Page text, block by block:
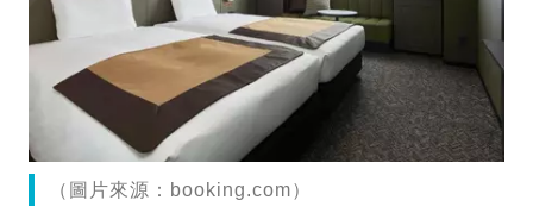
（圖片來源：booking.com）